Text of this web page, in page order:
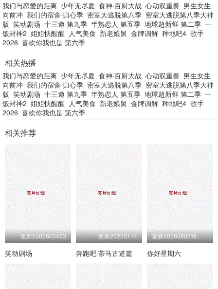
我们与恋爱的距离 少年无尽夏 食神·百厨大战 心动双重奏 男生女生
向前冲 我们的宿舍·归心季 密室大逃脱第八季 密室大逃脱第八季大神
版 笑动剧场 十三邀 第九季 半熟恋人 第五季 地球超新鲜 第二季 一
饭封神2 姐姐快醒醒 人气美食 新老娘舅 金牌调解 种地吧4 歌手
2026 喜欢你我也是 第六季
相关热播
我们与恋爱的距离 少年无尽夏 食神·百厨大战 心动双重奏 男生女生
向前冲 我们的宿舍·归心季 密室大逃脱第八季 密室大逃脱第八季大神
版 笑动剧场 十三邀 第九季 半熟恋人 第五季 地球超新鲜 第二季 一
饭封神2 姐姐快醒醒 人气美食 新老娘舅 金牌调解 种地吧4 歌手
2026 喜欢你我也是 第六季
相关推荐
更新2002600423
笑动剧场
更新20250114
奔跑吧·茶马古道篇
更新20260802特别企划第27期
你好星期六